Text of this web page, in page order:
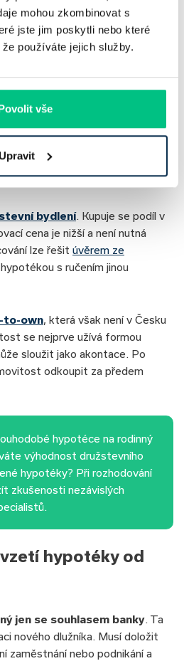
mohou zkombinovat s
jste jim poskytli nebo které
používáte jejich služby.
vše
Upravit
Přihlásit
splatností do 30 let,
převedou na potomka.
bydlení. Kupuje se podíl v
cena je nižší a není nutná
lze řešit úvěrem ze
s ručením jinou
to-own, která však není v Česku
se nejprve užívá formou
sloužit jako akontace. Po
odkoupit za předem
hypotéce na rodinný
výhodnost družstevního
hypotéky? Při rozhodování
zkušenosti nezávislých
hypotéky od
jen se souhlasem banky. Ta
nového dlužníka. Musí doložit
zaměstnání nebo podnikání a